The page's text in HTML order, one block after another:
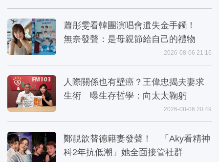
蕭彤雯看韓團演唱會遺失金手鐲！
無奈發聲：是母親節給自己的禮物
2026-08-06 21:16
人際關係也有壁癌？王偉忠揭夫妻求
生術 曝生存哲學：向太太鞠躬
2026-08-06 20:49
鄭靚歆替德籍妻發聲！ 「Aky看精神
科2年抗低潮」她全面接管社群